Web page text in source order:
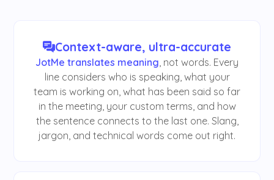
Context-aware, ultra-accurate
JotMe translates meaning , not words. Every
line considers who is speaking, what your
team is working on, what has been said so far
in the meeting, your custom terms, and how
the sentence connects to the last one. Slang,
jargon, and technical words come out right.